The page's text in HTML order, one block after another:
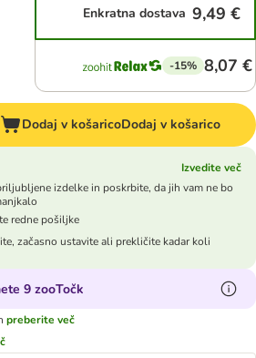
Enkratna dostava 9,49 €
-15% 8,07 €
Dodaj v košaricoDodaj v košarico
Izvedite več
izdelke in poskrbite, da jih vam ne bo
redne pošiljke
začasno ustavite ali prekličite kadar koli
9 zooTočk
preberite več